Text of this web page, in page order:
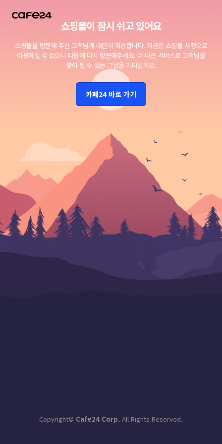
쇼핑몰이 잠시 쉬고 있어요
쇼핑몰을 방문해 주신 고객님께 대단히 죄송합니다. 지금은 쇼핑몰 사정으로
이용하실 수 없으니 다음에 다시 방문해주세요. 더 나은 서비스로 고객님을
찾아 뵐 수 있는 그날을 기다릴게요.
카페24 바로 가기
Copyright© Cafe24 Corp. All Rights Reserved.